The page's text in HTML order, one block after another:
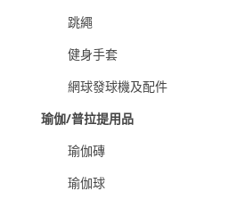
跳繩
健身手套
網球發球機及配件
瑜伽/普拉提用品
瑜伽磚
瑜伽球